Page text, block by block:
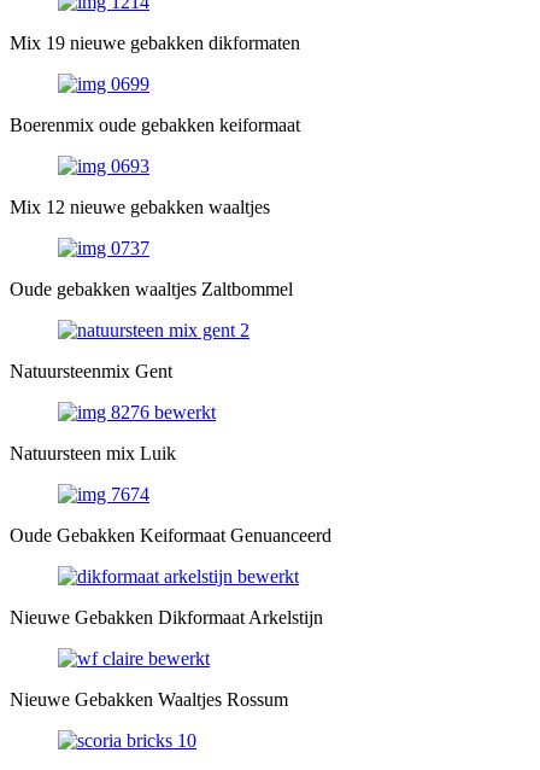
Mix 19 nieuwe gebakken dikformaten
Boerenmix oude gebakken keiformaat
Mix 12 nieuwe gebakken waaltjes
Oude gebakken waaltjes Zaltbommel
Natuursteenmix Gent
Natuursteen mix Luik
Oude Gebakken Keiformaat Genuanceerd
Nieuwe Gebakken Dikformaat Arkelstijn
Nieuwe Gebakken Waaltjes Rossum